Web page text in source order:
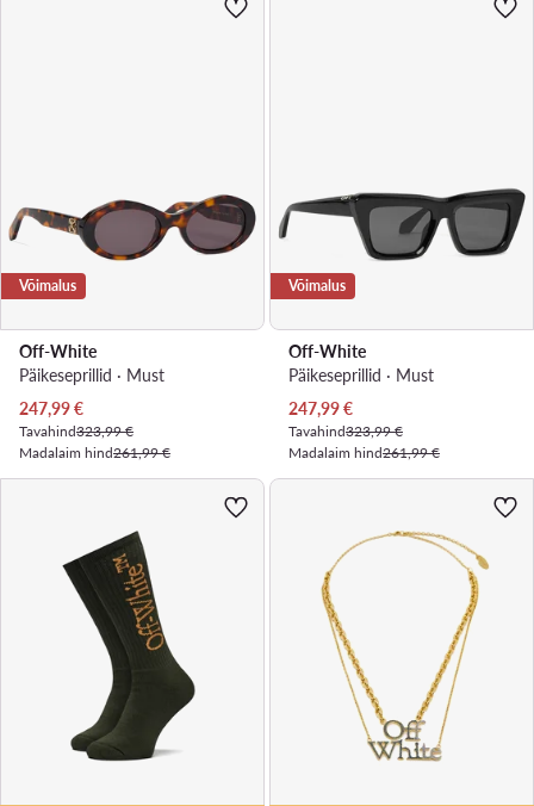
Võimalus
Off-White
Päikeseprillid · Must
Praegune hind
247,99€
Tavahind323,99 €
Madalaim hind261,99 €
Võimalus
Off-White
Päikeseprillid · Must
Praegune hind
247,99€
Tavahind323,99 €
Madalaim hind261,99 €